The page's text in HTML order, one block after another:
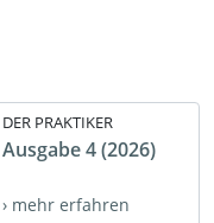
DER PRAKTIKER
Ausgabe 4 (2026)
› mehr erfahren